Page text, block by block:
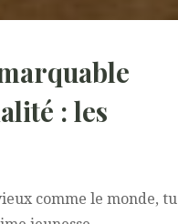
: les
comme le monde, tu